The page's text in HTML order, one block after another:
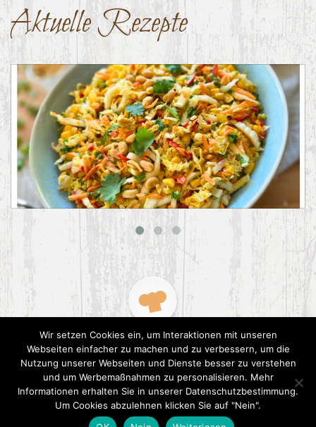
Aktuelle Rezepte
Asiatischer Chinakohl-Salat
2015 CookPress. All right reserved.Datenschutz
Wir setzen Cookies ein, um Interaktionen mit unseren
Webseiten einfacher zu machen und zu verbessern, um die
Nutzung unserer Webseiten und Dienste besser zu verstehen
und um Werbemaßnahmen zu personalisieren. Mehr
Informationen erhalten Sie in unserer Datenschutzbestimmung.
Um Cookies abzulehnen klicken Sie auf "Nein".